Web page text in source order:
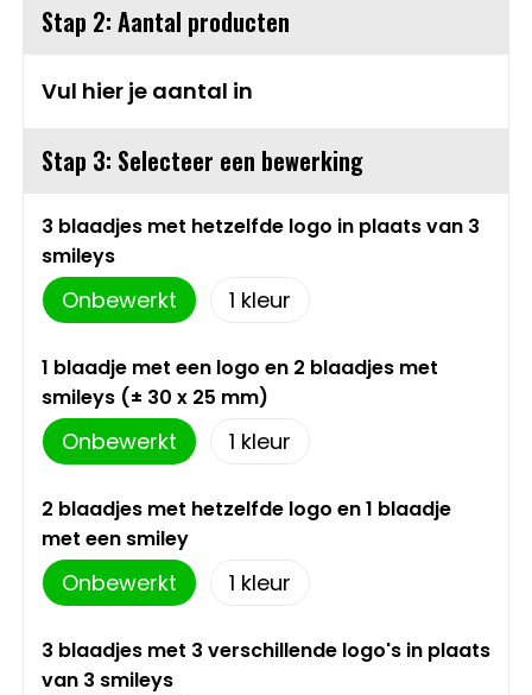
Sweaters
T-Shirts
Vesten
Schoenen
Gilets
Matrozentassen
Opbergtassen
Opvouwbare tassen
Papieren tassen
Picknicktassen en manden
Reistassensets
Rugzakken
Schoudertassen
Sporttassen
Strandtassen
Stap 2: Aantal producten
Vul hier je aantal in
Stap 3: Selecteer een bewerking
3 blaadjes met hetzelfde logo in plaats van 3
smileys
Onbewerkt 1
1 blaadje met een logo en 2 blaadjes met
smileys (± 30 x 25 mm)
Onbewerkt 1
2 blaadjes met hetzelfde logo en 1 blaadje
met een smiley
Onbewerkt 1
3 blaadjes met 3 verschillende logo's in plaats
van 3 smileys